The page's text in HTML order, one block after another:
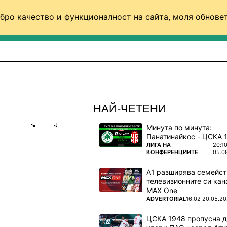
качество и функционалност на сайта, моля
НАЙ-ЧЕТЕНИ
Минута по минута:
ПОВЕЧЕ ОТ
ЛИГА НА
КОНФЕРЕНЦИИТЕ
20:10
А1 разширява
телевизионните си
MAX One
ПОВЕЧЕ ОТ
ADVERTORIAL16:02
ЦСКА 1948 пропусна